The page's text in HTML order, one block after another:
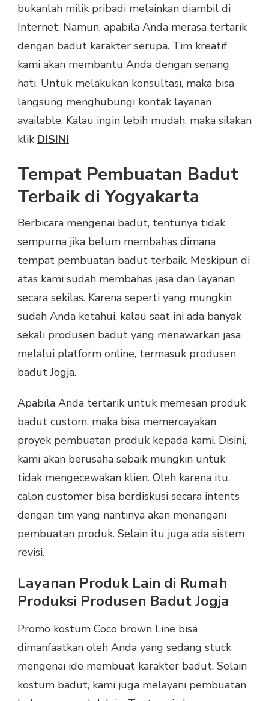
bukanlah milik pribadi melainkan diambil di
Internet. Namun, apabila Anda merasa tertarik
dengan badut karakter serupa. Tim kreatif
kami akan membantu Anda dengan senang
hati. Untuk melakukan konsultasi, maka bisa
langsung menghubungi kontak layanan
available. Kalau ingin lebih mudah, maka silakan
klik DISINI
Tempat Pembuatan Badut
Terbaik di Yogyakarta
Berbicara mengenai badut, tentunya tidak
sempurna jika belum membahas dimana
tempat pembuatan badut terbaik. Meskipun di
atas kami sudah membahas jasa dan layanan
secara sekilas. Karena seperti yang mungkin
sudah Anda ketahui, kalau saat ini ada banyak
sekali produsen badut yang menawarkan jasa
melalui platform online, termasuk produsen
badut Jogja.
Apabila Anda tertarik untuk memesan produk
badut custom, maka bisa memercayakan
proyek pembuatan produk kepada kami. Disini,
kami akan berusaha sebaik mungkin untuk
tidak mengecewakan klien. Oleh karena itu,
calon customer bisa berdiskusi secara intents
dengan tim yang nantinya akan menangani
pembuatan produk. Selain itu juga ada sistem
revisi.
Layanan Produk Lain di Rumah
Produksi Produsen Badut Jogja
Promo kostum Coco brown Line bisa
dimanfaatkan oleh Anda yang sedang stuck
mengenai ide membuat karakter badut. Selain
kostum badut, kami juga melayani pembuatan